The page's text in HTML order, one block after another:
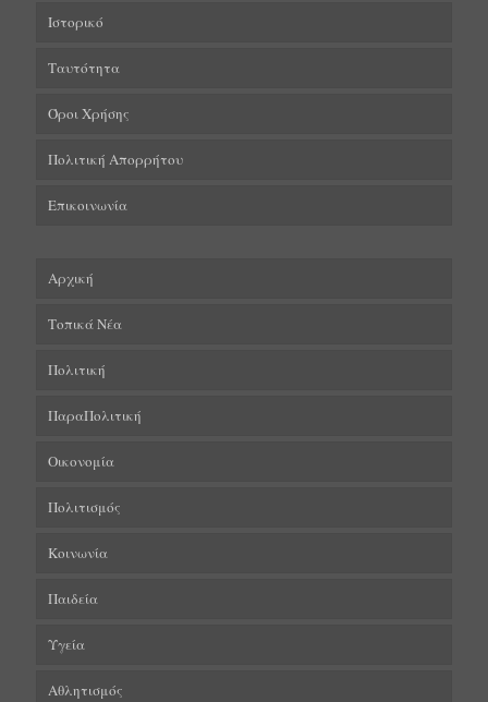
Ιστορικό
Ταυτότητα
Όροι Χρήσης
Πολιτική Απορρήτου
Επικοινωνία
Αρχική
Τοπικά Νέα
Πολιτική
ΠαραΠολιτική
Οικονομία
Πολιτισμός
Κοινωνία
Παιδεία
Υγεία
Αθλητισμός